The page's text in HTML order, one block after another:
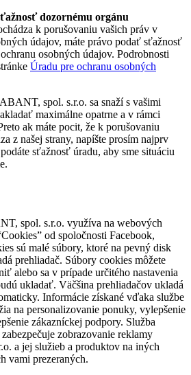
dozornému orgánu
k porušovaniu vašich práv v
údajov, máte právo podať sťažnosť
osobných údajov. Podrobnosti
Úradu pre ochranu osobných
spol. s.r.o. sa snaží s vašimi
maximálne opatrne a v rámci
ak máte pocit, že k porušovaniu
z našej strany, napíšte prosím najprv
sťažnosť úradu, aby sme situáciu
spol. s.r.o. využíva na webových
od spoločnosti Facebook,
sú malé súbory, ktoré na pevný disk
prehliadač. Súbory cookies môžete
alebo sa v prípade určitého nastavenia
ukladať. Väčšina prehliadačov ukladá
Informácie získané vďaka službe
na personalizovanie ponuky, vylepšenie
zákazníckej podpory. Služba
zobrazovanie reklamy
a jej služieb a produktov na iných
vami prezeraných.